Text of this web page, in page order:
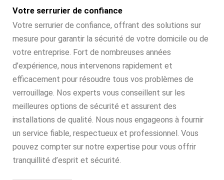
Votre serrurier de confiance
Votre serrurier de confiance, offrant des solutions sur
mesure pour garantir la sécurité de votre domicile ou de
votre entreprise. Fort de nombreuses années
d’expérience, nous intervenons rapidement et
efficacement pour résoudre tous vos problèmes de
verrouillage. Nos experts vous conseillent sur les
meilleures options de sécurité et assurent des
installations de qualité. Nous nous engageons à fournir
un service fiable, respectueux et professionnel. Vous
pouvez compter sur notre expertise pour vous offrir
tranquillité d’esprit et sécurité.